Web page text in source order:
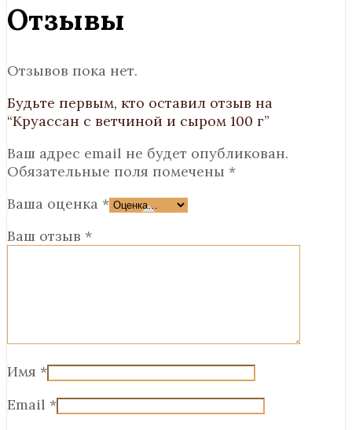
Отзывы
Отзывов пока нет.
Будьте первым, кто оставил отзыв на
“Круассан с ветчиной и сыром 100 г”
Ваш адрес email не будет опубликован.
Обязательные поля помечены *
Ваша оценка *
Ваш отзыв *
Имя *
Email *